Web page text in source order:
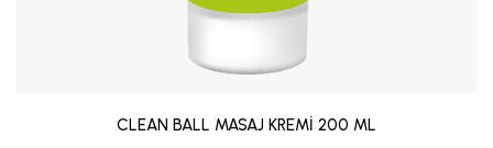
CLEAN BALL MASAJ KREMİ 200 ML